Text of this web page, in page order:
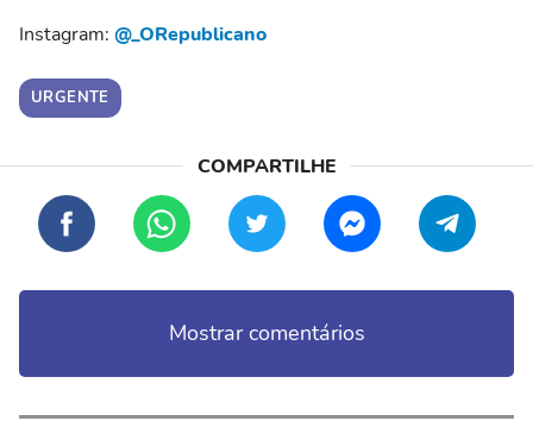
Instagram: @_ORepublicano
URGENTE
Mostrar comentários